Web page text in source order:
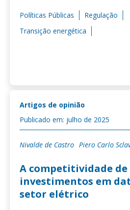
Políticas Públicas
Regulação
Transição energética
Artigos de opinião
Publicado em: julho de 2025
Nivalde de Castro Piero Carlo
A competitividade de
investimentos em
setor elétrico